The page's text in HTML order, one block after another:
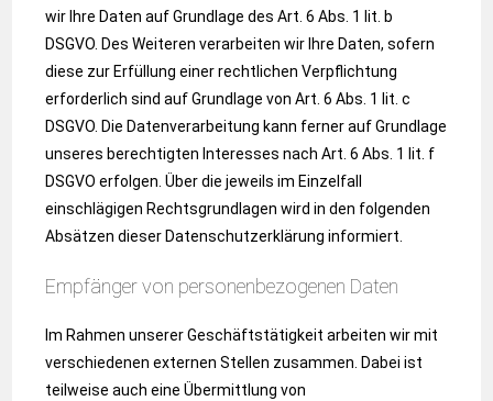
wir Ihre Daten auf Grundlage des Art. 6 Abs. 1 lit. b
DSGVO. Des Weiteren verarbeiten wir Ihre Daten, sofern
diese zur Erfüllung einer rechtlichen Verpflichtung
erforderlich sind auf Grundlage von Art. 6 Abs. 1 lit. c
DSGVO. Die Datenverarbeitung kann ferner auf Grundlage
unseres berechtigten Interesses nach Art. 6 Abs. 1 lit. f
DSGVO erfolgen. Über die jeweils im Einzelfall
einschlägigen Rechtsgrundlagen wird in den folgenden
Absätzen dieser Datenschutzerklärung informiert.
Empfänger von personenbezogenen Daten
Im Rahmen unserer Geschäftstätigkeit arbeiten wir mit
verschiedenen externen Stellen zusammen. Dabei ist
teilweise auch eine Übermittlung von